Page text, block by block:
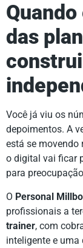
das
Você já viu os
depoimentos. A
está se
o digital vai ficar
para
O Personal
profissionais a
trainer, com
inteligente e